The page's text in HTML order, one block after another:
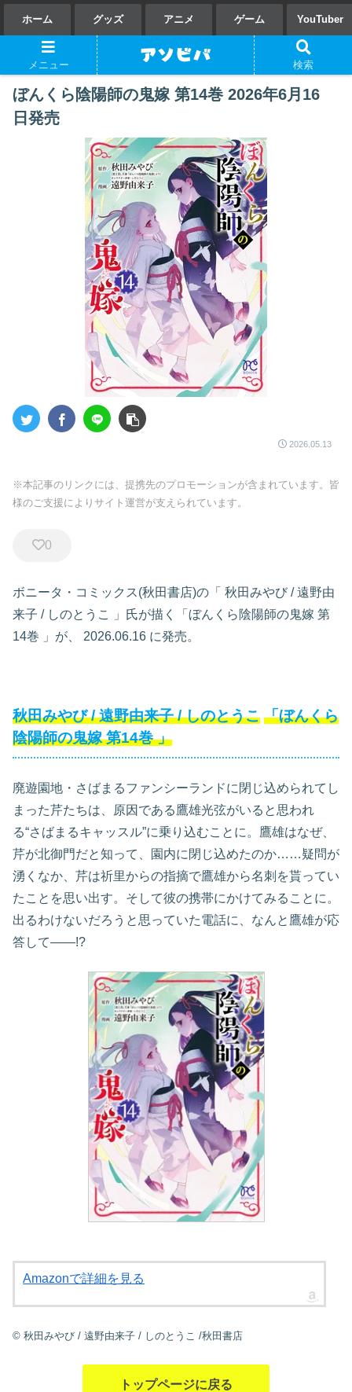
ホーム グッズ アニメ ゲーム YouTuber
ぼんくら陰陽師の鬼嫁 第14巻 2026年6月16
日発売
2026.05.13
※本記事のリンクには、提携先のプロモーションが含まれています。皆
様のご支援によりサイト運営が支えられています。
0
ボニータ・コミックス(秋田書店)の「 秋田みやび /遠野由
来子 /しのとうこ 」氏が描く「ぼんくら陰陽師の鬼嫁 第
14巻 」が、 2026.06.16 に発売。
秋田みやび/遠野由来子/しのとうこ 「ぼんくら
陰陽師の鬼嫁第14巻」
廃遊園地・さばまるファンシーランドに閉じ込められてし
まった芹たちは、原因である鷹雄光弦がいると思われ
る“さばまるキャッスル”に乗り込むことに。鷹雄はなぜ、
芹が北御門だと知って、園内に閉じ込めたのか……疑問が
湧くなか、芹は祈里からの指摘で鷹雄から名刺を貰ってい
たことを思い出す。そして彼の携帯にかけてみることに。
出るわけないだろうと思っていた電話に、なんと鷹雄が応
答して――!?
Amazonで詳細を見る
© 秋田みやび / 遠野由来子 / しのとうこ /秋田書店
トップページに戻る
メニュー 検索